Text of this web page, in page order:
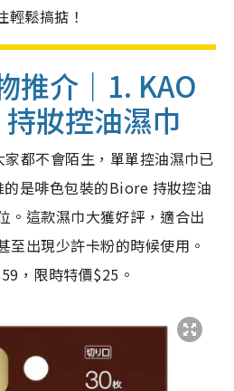
輕鬆搞掂！
推介｜1. KAO
妝控油濕巾
都不會陌生，單單控油濕巾已
是啡色包裝的Biore 持妝控油
。這款濕巾大獲好評，適合出
至出現少許卡粉的時候使用。
，限時特價$25。